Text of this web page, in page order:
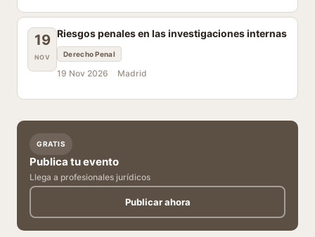
19
NOV
Riesgos penales en las investigaciones internas
Derecho Penal
19 Nov 2026 Madrid
GRATIS
Publica tu evento
Llega a profesionales jurídicos
Publicar ahora